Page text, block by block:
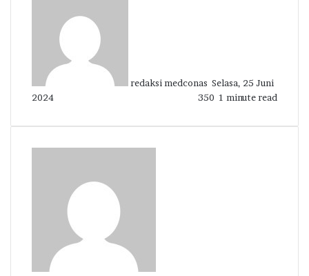
redaksi medconas Selasa, 25 Juni
2024
350 1 minute read